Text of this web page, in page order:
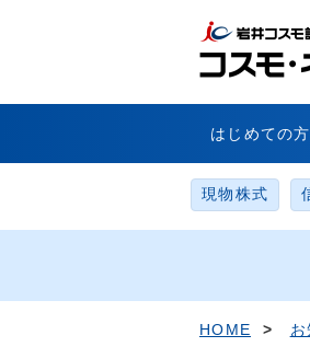
はじめての
現物株式
HOME >